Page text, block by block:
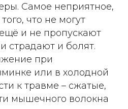
Самое неприятное,
что не могут
и не пропускают
страдают и болят.
при
или в холодной
к травме – сжатые,
мышечного волокна